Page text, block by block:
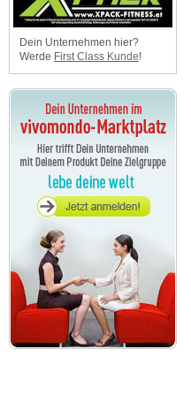
Dein Unternehmen hier?
Werde First Class Kunde!